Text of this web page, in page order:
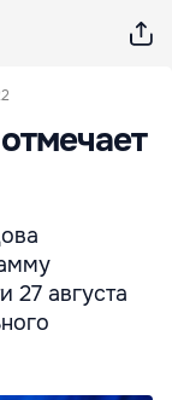
27 августа